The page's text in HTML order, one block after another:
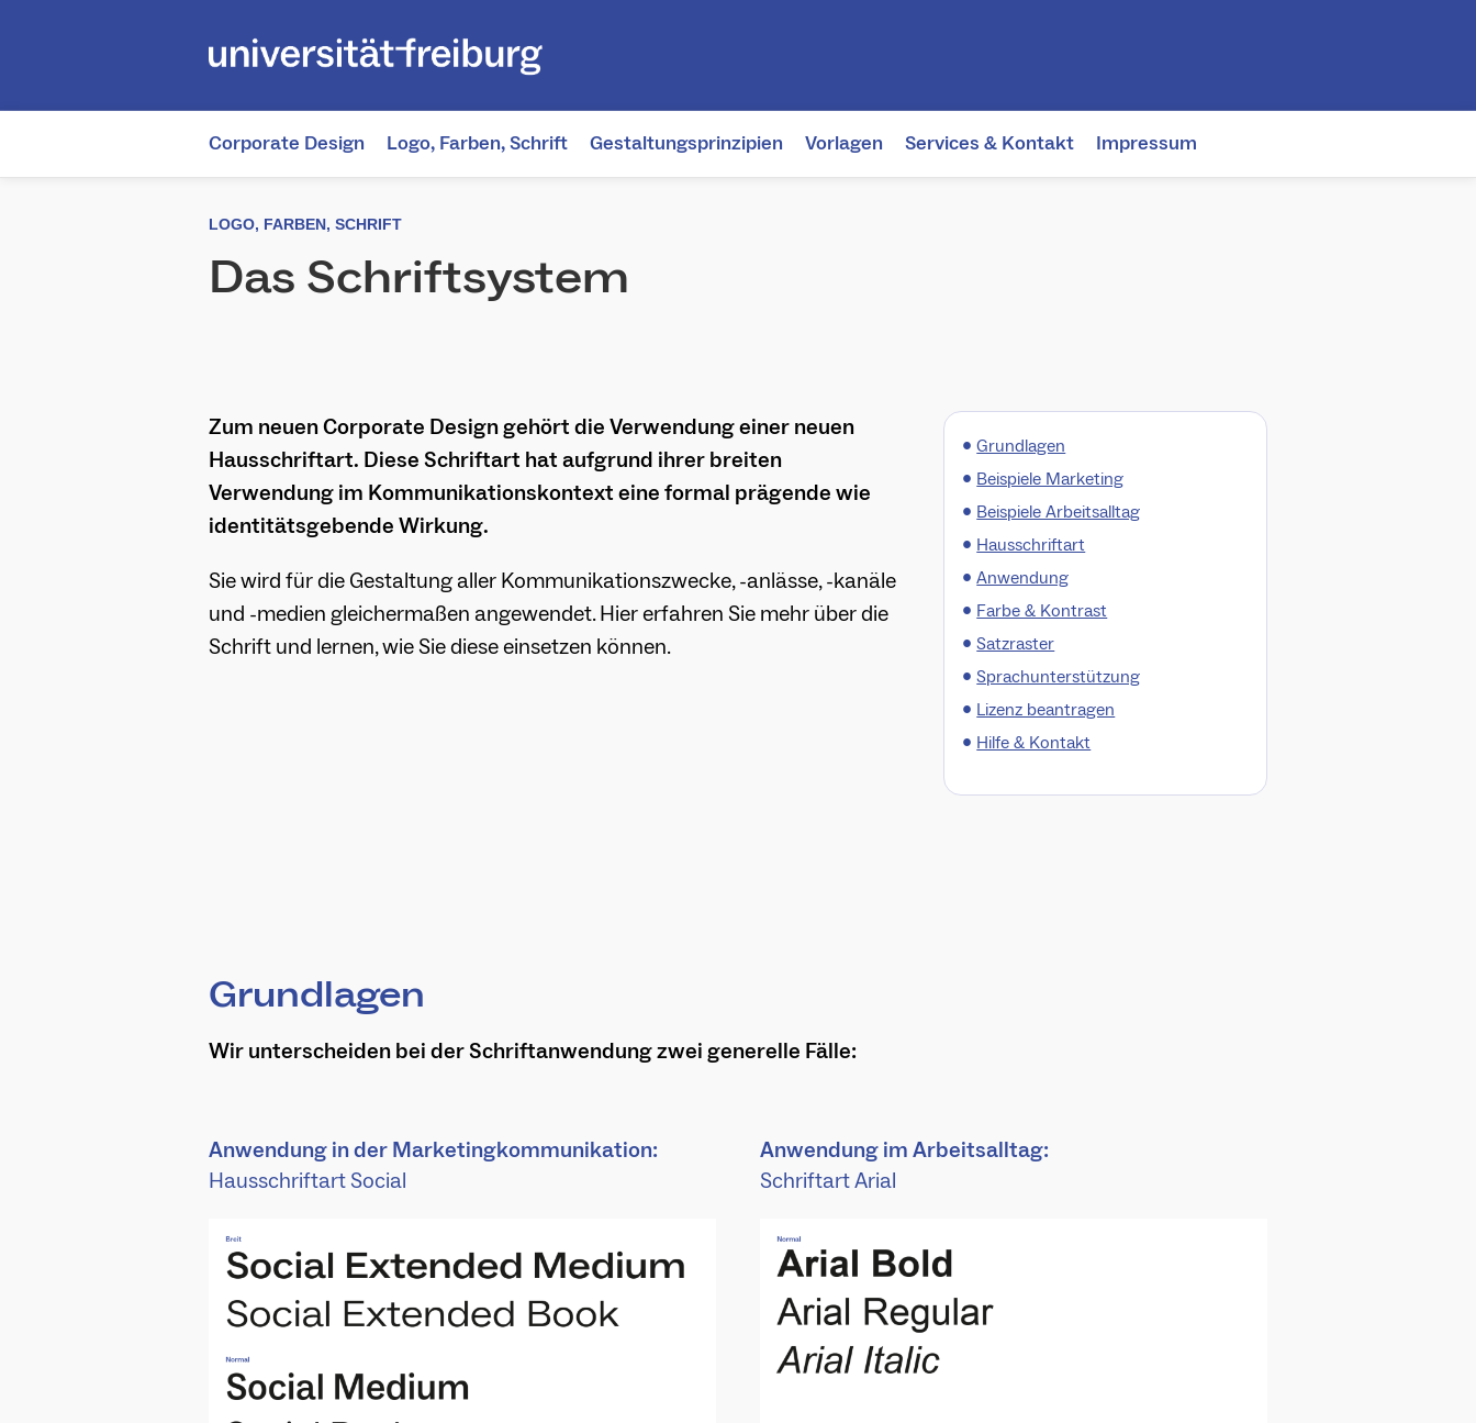
Corporate Design Logo, Farben, Schrift Gestaltungsprinzipien Vorlagen Services & Kontakt Impressum
LOGO, FARBEN, SCHRIFT
Das Schriftsystem
Zum neuen Corporate Design gehört die Verwendung einer neuen
Hausschriftart. Diese Schriftart hat aufgrund ihrer breiten
Verwendung im Kommunikationskontext eine formal prägende wie
identitätsgebende Wirkung.
Sie wird für die Gestaltung aller Kommunikationszwecke, -anlässe, -kanäle
und -medien gleichermaßen angewendet. Hier erfahren Sie mehr über die
Schrift und lernen, wie Sie diese einsetzen können.
•Grundlagen
• Beispiele Marketing
• Beispiele Arbeitsalltag
• Hausschriftart
•Anwendung
• Farbe & Kontrast
•Satzraster
•Sprachunterstützung
• Lizenz beantragen
• Hilfe & Kontakt
Grundlagen
Wir unterscheiden bei der Schriftanwendung zwei generelle Fälle:
Anwendung in der Marketingkommunikation:
Hausschriftart Social
Anwendung im Arbeitsalltag:
Schriftart Arial